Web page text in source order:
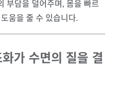
부담을 덜어주며, 몸을 빠르
움을 줄 수 있습니다.
가 수면의 질을 결